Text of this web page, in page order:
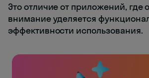
Это отличие от приложений, где
внимание уделяется
эффективности использования.